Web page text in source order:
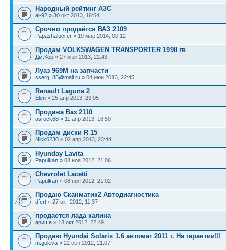
Народный рейтинг АЗС
ai-92 » 30 окт 2013, 16:54
Срочно продаётся ВАЗ 2109
Papashalucifer » 19 мар 2014, 00:12
Продам VOLKSWAGEN TRANSPORTER 1998 гв
Дм.Кор » 27 июл 2013, 22:43
Луаз 969М на запчасти
sserg_85@mail.ru » 04 июн 2013, 22:45
Renault Laguna 2
Elen » 25 апр 2013, 23:05
Продажа Ваз 2110
asrock68 » 11 апр 2013, 16:50
Продам диски R 15
Nick6230 » 02 апр 2013, 23:44
Hyunday Lavita
Papulkan » 08 ноя 2012, 21:06
Chevrolet Lacetti
Papulkan » 08 ноя 2012, 21:02
Продаю Сканматик2 Автодиагностика
dfert » 27 окт 2012, 11:37
продается лада калина
ариша » 18 окт 2012, 22:49
Продаю Hyundai Solaris 1.6 автомат 2011 г. На гарантии!!!
m.goleva » 22 сен 2012, 21:07